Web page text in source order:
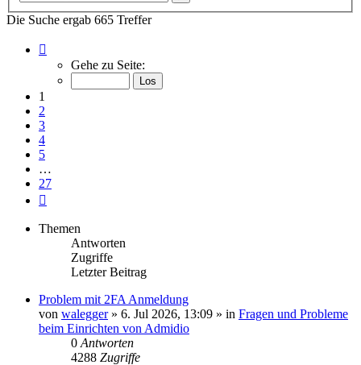
Die Suche ergab 665 Treffer
von
Gehe zu Seite:
1
2
3
4
5
…
27
Themen
Antworten
Zugriffe
Letzter Beitrag
Problem mit 2FA Anmeldung
von walegger» 6. Jul 2026, 13:09 » in Fragen und Probleme
beim Einrichten von Admidio
0 Antworten
4288 Zugriffe